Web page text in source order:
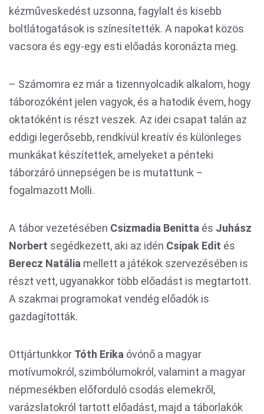
kézműveskedést uzsonna, fagylalt és kisebb
boltlátogatások is színesítették. A napokat közös
vacsora és egy-egy esti előadás koronázta meg.
– Számomra ez már a tizennyolcadik alkalom, hogy
táborozóként jelen vagyok, és a hatodik évem, hogy
oktatóként is részt veszek. Az idei csapat talán az
eddigi legerősebb, rendkívül kreatív és különleges
munkákat készítettek, amelyeket a pénteki
táborzáró ünnepségen be is mutattunk –
fogalmazott Molli.
A tábor vezetésében Csizmadia Benitta és Juhász
Norbert segédkezett, aki az idén Csipak Edit és
Berecz Natália mellett a játékok szervezésében is
részt vett, ugyanakkor több előadást is megtartott.
A szakmai programokat vendég előadók is
gazdagították.
Ottjártunkkor Tóth Erika óvónő a magyar
motívumokról, szimbólumokról, valamint a magyar
népmesékben előforduló csodás elemekről,
varázslatokról tartott előadást, majd a táborlakók